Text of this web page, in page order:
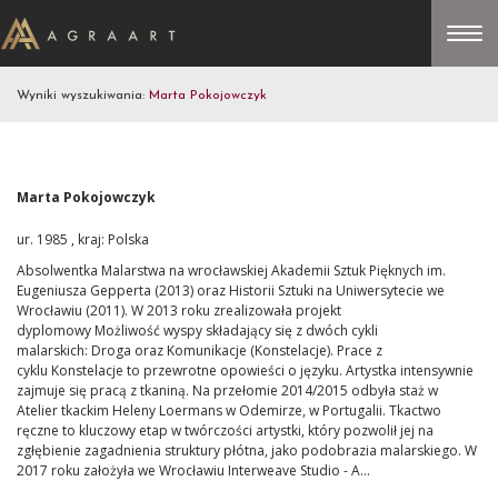
Wyniki wyszukiwania: Marta Pokojowczyk
Marta Pokojowczyk
ur. 1985 , kraj: Polska
Absolwentka Malarstwa na wrocławskiej Akademii Sztuk Pięknych im.
Eugeniusza Gepperta (2013) oraz Historii Sztuki na Uniwersytecie we
Wrocławiu (2011). W 2013 roku zrealizowała projekt
dyplomowy Możliwość wyspy składający się z dwóch cykli
malarskich: Droga oraz Komunikacje (Konstelacje). Prace z
cyklu Konstelacje to przewrotne opowieści o języku. Artystka intensywnie
zajmuje się pracą z tkaniną. Na przełomie 2014/2015 odbyła staż w
Atelier tkackim Heleny Loermans w Odemirze, w Portugalii. Tkactwo
ręczne to kluczowy etap w twórczości artystki, który pozwolił jej na
zgłębienie zagadnienia struktury płótna, jako podobrazia malarskiego. W
2017 roku założyła we Wrocławiu Interweave Studio - A...